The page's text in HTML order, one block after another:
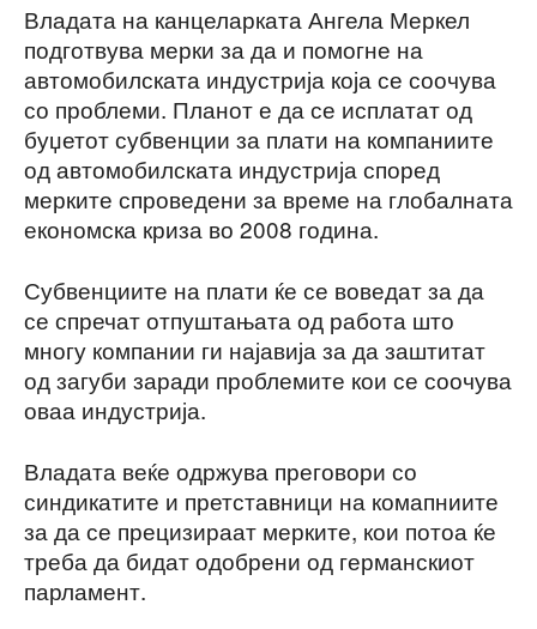
Владата на канцеларката Ангела Меркел
подготвува мерки за да и помогне на
автомобилската индустрија која се соочува
со проблеми. Планот е да се исплатат од
буџетот субвенции за плати на компаниите
од автомобилската индустрија според
мерките спроведени за време на глобалната
економска криза во 2008 година.
Субвенциите на плати ќе се воведат за да
се спречат отпуштањата од работа што
многу компании ги најавија за да заштитат
од загуби заради проблемите кои се соочува
оваа индустрија.
Владата веќе одржува преговори со
синдикатите и претставници на комапниите
за да се прецизираат мерките, кои потоа ќе
треба да бидат одобрени од германскиот
парламент.